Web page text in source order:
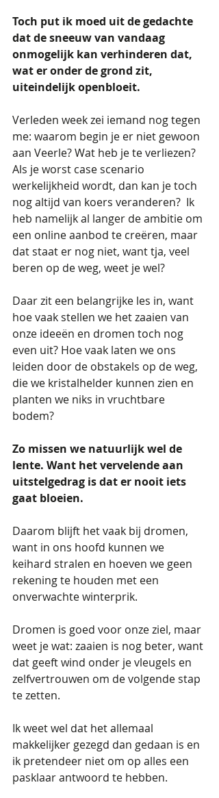
Toch put ik moed uit de gedachte
dat de sneeuw van vandaag
onmogelijk kan verhinderen dat,
wat er onder de grond zit,
uiteindelijk openbloeit.
Verleden week zei iemand nog tegen
me: waarom begin je er niet gewoon
aan Veerle? Wat heb je te verliezen?
Als je worst case scenario
werkelijkheid wordt, dan kan je toch
nog altijd van koers veranderen?  Ik
heb namelijk al langer de ambitie om
een online aanbod te creëren, maar
dat staat er nog niet, want tja, veel
beren op de weg, weet je wel?
Daar zit een belangrijke les in, want
hoe vaak stellen we het zaaien van
onze ideeën en dromen toch nog
even uit? Hoe vaak laten we ons
leiden door de obstakels op de weg,
die we kristalhelder kunnen zien en
planten we niks in vruchtbare
bodem?
Zo missen we natuurlijk wel de
lente. Want het vervelende aan
uitstelgedrag is dat er nooit iets
gaat bloeien.
Daarom blijft het vaak bij dromen,
want in ons hoofd kunnen we
keihard stralen en hoeven we geen
rekening te houden met een
onverwachte winterprik.
Dromen is goed voor onze ziel, maar
weet je wat: zaaien is nog beter, want
dat geeft wind onder je vleugels en
zelfvertrouwen om de volgende stap
te zetten.
Ik weet wel dat het allemaal
makkelijker gezegd dan gedaan is en
ik pretendeer niet om op alles een
pasklaar antwoord te hebben.